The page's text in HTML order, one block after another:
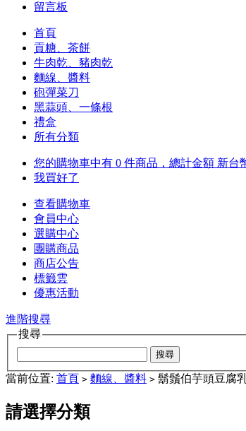
留言板
首頁
貢糖、茶餅
牛肉乾、豬肉乾
麵線、醬料
砲彈菜刀
黑蒜頭、一條根
禮盒
所有分類
您的購物車中有 0 件商品，總計金額 新台
我買好了
查看購物車
會員中心
選購中心
團購商品
商店公告
標籤雲
優惠活動
進階搜尋
搜尋
當前位置: 首頁 > 麵線、醬料 > 鬍鬚伯芋頭豆腐
請選擇分類